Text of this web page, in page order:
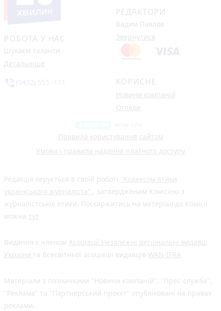
РОБОТА У НАС
Шукаєм таланти
Детальніше
РЕДАКТОРИ
Вадим Павлов
Звернутися
КОРИСНЕ
Новини компаній
Огляди
Правила користування сайтом
Умови і правила надання платного доступу
Редакція керується в своїй роботі "Кодексом етики
українського журналіста" , затвердженим Комісією з
журналістської етики. Поскаржитись на матеріал до Комісії
можна тут
Видання є членом Асоціації Незалежні регіональні видавці
України та Всесвітньої асоціації видавців WAN-IFRA
Матеріали з позначками "Новини компаній", "Прес-служба",
"Реклама" та "Партнерський проєкт" опубліковані на правах
реклами.